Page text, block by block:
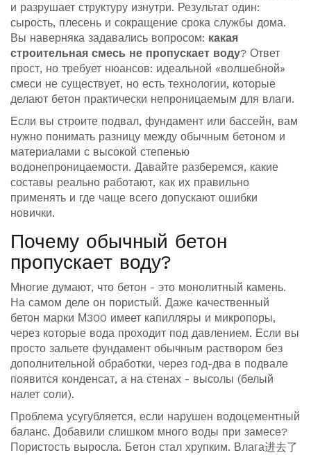
и разрушает структуру изнутри. Результат один:
сырость, плесень и сокращение срока службы дома.
Вы наверняка задавались вопросом: какая
строительная смесь не пропускает воду? Ответ
прост, но требует нюансов: идеальной «волшебной»
смеси не существует, но есть технологии, которые
делают бетон практически непроницаемым для влаги.
Если вы строите подвал, фундамент или бассейн, вам
нужно понимать разницу между обычным бетоном и
материалами с высокой степенью
водонепроницаемости. Давайте разберемся, какие
составы реально работают, как их правильно
применять и где чаще всего допускают ошибки
новички.
Почему обычный бетон
пропускает воду?
Многие думают, что бетон - это монолитный камень.
На самом деле он пористый. Даже качественный
бетон марки М300 имеет капилляры и микропоры,
через которые вода проходит под давлением. Если вы
просто зальете фундамент обычным раствором без
дополнительной обработки, через год-два в подвале
появится конденсат, а на стенах - высолы (белый
налет соли).
Проблема усугубляется, если нарушен водоцементный
баланс. Добавили слишком много воды при замесе?
Пористость выросла. Бетон стал хрупким. Влага进去了